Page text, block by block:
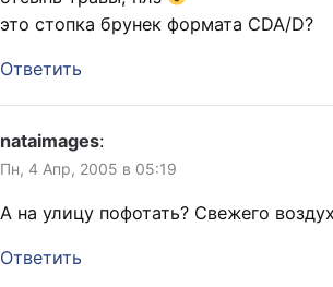
это стопка брунек формата CDA/D?
Ответить
nataimages:
Пн, 4 Апр, 2005 в 05:19
А на улицу пофотать? Свежего
Ответить